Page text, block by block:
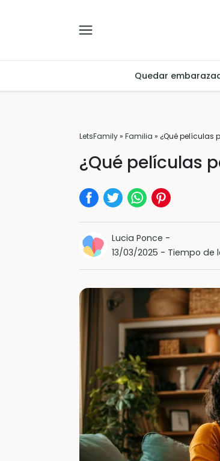
Quedar
LetsFamily» Familia » ¿Qué películas
¿Qué películas
Lucia Ponce -
13/03/2025 - Tiempo de